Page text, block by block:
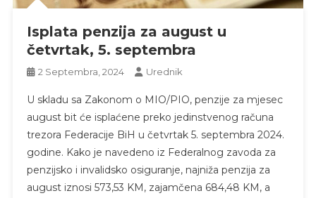
Isplata penzija za august u
četvrtak, 5. septembra
2 Septembra, 2024 Urednik
U skladu sa Zakonom o MIO/PIO, penzije za mjesec
august bit će isplaćene preko jedinstvenog računa
trezora Federacije BiH u četvrtak 5. septembra 2024.
godine. Kako je navedeno iz Federalnog zavoda za
penzijsko i invalidsko osiguranje, najniža penzija za
august iznosi 573,53 KM, zajamčena 684,48 KM, a